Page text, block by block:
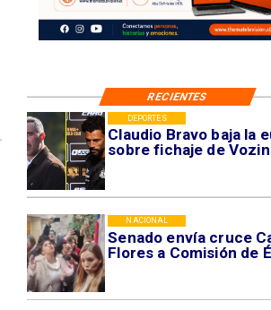
Claudio Bravo baja la
sobre fichaje de
DEPORTES
Senado envía cruce
Flores a Comisión de
NACIONAL
RECIENTES